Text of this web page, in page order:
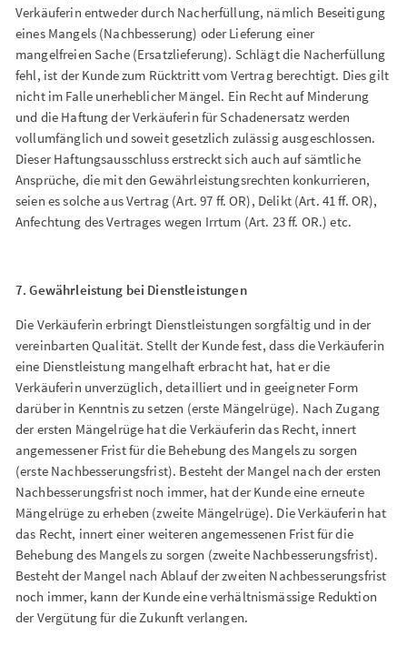
Verkäuferin entweder durch Nacherfüllung, nämlich Beseitigung
eines Mangels (Nachbesserung) oder Lieferung einer
mangelfreien Sache (Ersatzlieferung). Schlägt die Nacherfüllung
fehl, ist der Kunde zum Rücktritt vom Vertrag berechtigt. Dies gilt
nicht im Falle unerheblicher Mängel. Ein Recht auf Minderung
und die Haftung der Verkäuferin für Schadenersatz werden
vollumfänglich und soweit gesetzlich zulässig ausgeschlossen.
Dieser Haftungsausschluss erstreckt sich auch auf sämtliche
Ansprüche, die mit den Gewährleistungsrechten konkurrieren,
seien es solche aus Vertrag (Art. 97 ff. OR), Delikt (Art. 41 ff. OR),
Anfechtung des Vertrages wegen Irrtum (Art. 23 ff. OR.) etc.
7. Gewährleistung bei Dienstleistungen
Die Verkäuferin erbringt Dienstleistungen sorgfältig und in der
vereinbarten Qualität. Stellt der Kunde fest, dass die Verkäuferin
eine Dienstleistung mangelhaft erbracht hat, hat er die
Verkäuferin unverzüglich, detailliert und in geeigneter Form
darüber in Kenntnis zu setzen (erste Mängelrüge). Nach Zugang
der ersten Mängelrüge hat die Verkäuferin das Recht, innert
angemessener Frist für die Behebung des Mangels zu sorgen
(erste Nachbesserungsfrist). Besteht der Mangel nach der ersten
Nachbesserungsfrist noch immer, hat der Kunde eine erneute
Mängelrüge zu erheben (zweite Mängelrüge). Die Verkäuferin hat
das Recht, innert einer weiteren angemessenen Frist für die
Behebung des Mangels zu sorgen (zweite Nachbesserungsfrist).
Besteht der Mangel nach Ablauf der zweiten Nachbesserungsfrist
noch immer, kann der Kunde eine verhältnismässige Reduktion
der Vergütung für die Zukunft verlangen.